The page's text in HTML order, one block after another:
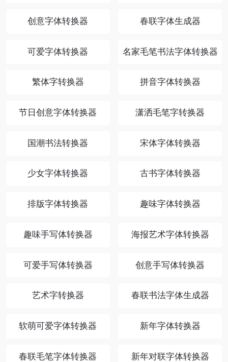
创意字体转换器 春联字体生成器
可爱字体转换器 名家毛笔书法字体转换器
繁体字转换器 拼音字体转换器
节日创意字体转换器 潇洒毛笔字转换器
国潮书法转换器 宋体字体转换器
少女字体转换器 古书字体转换器
排版字体转换器 趣味字体转换器
趣味手写体转换器 海报艺术字体转换器
可爱手写体转换器 创意手写体转换器
艺术字转换器 春联书法字体生成器
软萌可爱字体转换器 新年字体转换器
春联毛笔字体转换器 新年对联字体转换器